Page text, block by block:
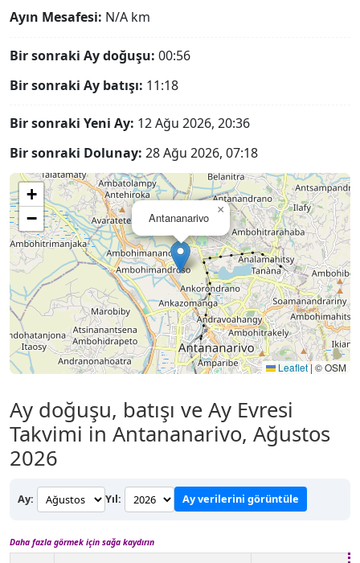
Ayın Mesafesi: N/A km
Bir sonraki Ay doğuşu: 00:56
Bir sonraki Ay batışı: 11:18
Bir sonraki Yeni Ay: 12 Ağu 2026, 20:36
Bir sonraki Dolunay: 28 Ağu 2026, 07:18
Antananarivo
×
+
−
Leaflet|© OSM
Ay doğuşu, batışı ve Ay Evresi
Takvimi in Antananarivo, Ağustos
2026
Ay: Yıl: Ay verilerini görüntüle
Daha fazla görmek için sağa kaydırın